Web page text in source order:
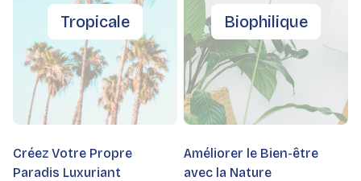
Tropicale
Créez Votre Propre
Paradis Luxuriant
Biophilique
Améliorer le Bien-être
avec la Nature